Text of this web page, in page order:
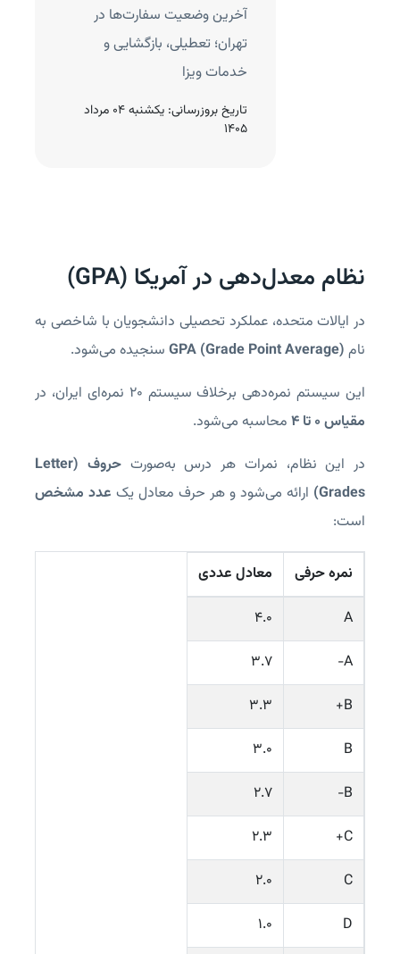
آخرین وضعیت سفارت‌ها در
تهران؛ تعطیلی، بازگشایی و
خدمات ویزا
تاریخ بروزرسانی:
یکشنبه 04 مرداد
1405
نظام معدل‌دهی در آمریکا (GPA)
در ایالات متحده، عملکرد تحصیلی دانشجویان با شاخصی به
نام GPA (Grade Point Average) سنجیده می‌شود.
این سیستم نمره‌دهی برخلاف سیستم ۲۰ نمره‌ای ایران، در
مقیاس ۰ تا ۴
محاسبه می‌شود.
در این نظام، نمرات هر درس به‌صورت
حروف (Letter
Grades) ارائه می‌شود و هر حرف معادل یک عدد مشخص
است:
نمره حرفی
معادل عددی
A
۴.۰
A−
۳.۷
B+
۳.۳
B
۳.۰
B−
۲.۷
C+
۲.۳
C
۲.۰
D
۱.۰